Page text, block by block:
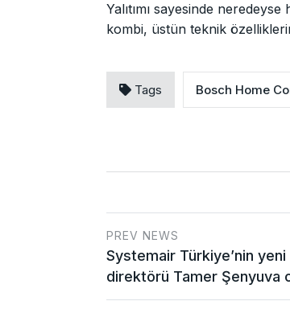
Yalıtımı sayesinde
kombi, üstün teknik
Tags Bosch Home
PREV NEWS
Systemair Türkiye’nin
direktörü Tamer Şenyuva